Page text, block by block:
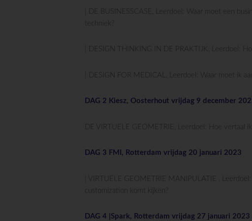
| DE BUSINESSCASE, Leerdoel: Waar moet een
techniek?
| DESIGN THINKING IN DE PRAKTIJK, Leerdoel:
| DESIGN FOR MEDICAL, Leerdoel: Waar moet ik
DAG 2 Kiesz, Oosterhout vrijdag 9 december
DE VIRTUELE GEOMETRIE, Leerdoel: Hoe vertaal
DAG 3 FMI, Rotterdam vrijdag 20 januari 2023
| VIRTUELE GEOMETRIE MANIPULATIE ,
customization komt kijken?
DAG 4 |Spark, Rotterdam vrijdag 27 januari 2023